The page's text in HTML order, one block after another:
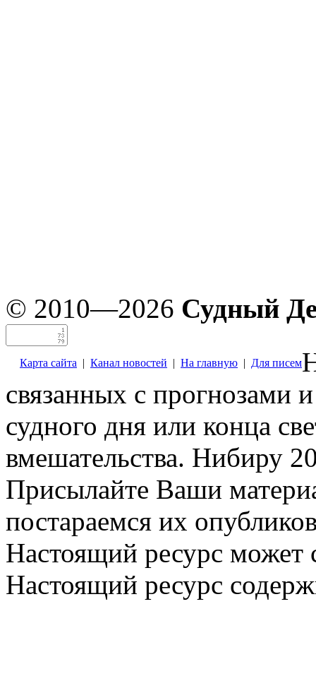
© 2010—2026 Судный
Карта сайта | Канал новостей | На главную | Для писем
связанных с прогнозами
судного дня или конца
вмешательства. Нибиру
Присылайте Ваши
постараемся их
Настоящий ресурс может
Настоящий ресурс